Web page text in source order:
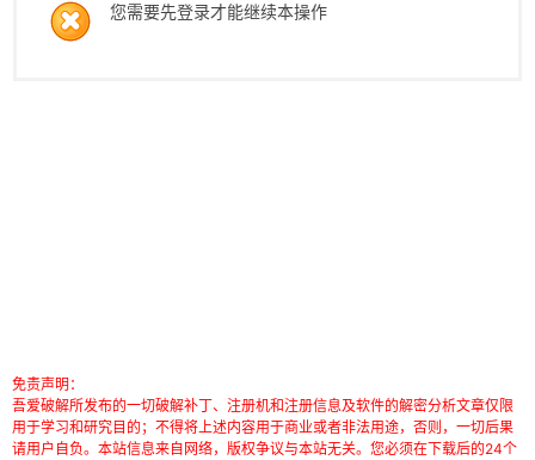
您需要先登录才能继续本操作
免责声明：
吾爱破解所发布的一切破解补丁、注册机和注册信息及软件的解密分析文章仅限
用于学习和研究目的；不得将上述内容用于商业或者非法用途，否则，一切后果
请用户自负。本站信息来自网络，版权争议与本站无关。您必须在下载后的24个